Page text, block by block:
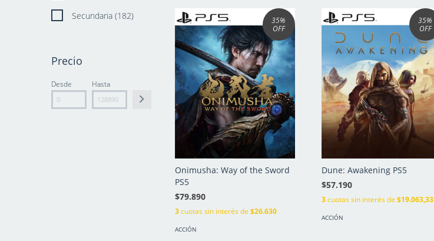
Secundaria (182)
Precio
Desde Hasta
35%
OFF
Onimusha: Way of the Sword
PS5
$79.890
3cuotas sin interés de $26.630
ACCIÓN
35%
OFF
Dune: Awakening PS5
$57.190
3cuotas sin interés de $19.063,33
ACCIÓN